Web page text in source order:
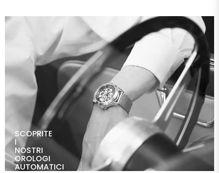
SCOPRITE
I
NOSTRI
OROLOGI
AUTOMATICI